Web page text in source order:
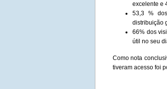
excelente e
53,3 %
distribuição
66% dos
útil no seu
Como nota
tiveram acesso foi